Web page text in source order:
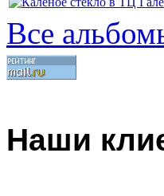
Все
Наши